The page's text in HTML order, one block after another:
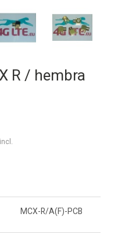
R / hembra
MCX-R/A(F)-PCB